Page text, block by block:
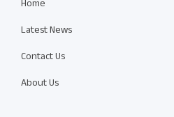
Home
Latest News
Contact Us
About Us